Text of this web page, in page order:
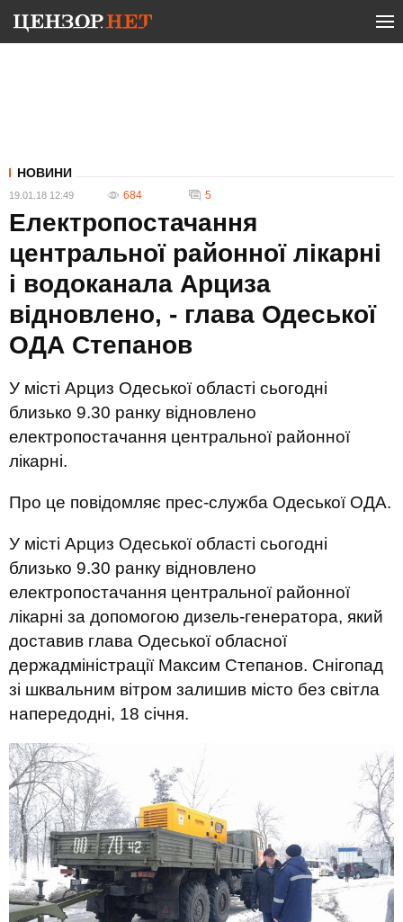
НОВИНИ
19.01.18 12:49 684 5
Електропостачання
центральної районної лікарні
і водоканала Арциза
відновлено, - глава Одеської
ОДА Степанов
У місті Арциз Одеської області сьогодні
близько 9.30 ранку відновлено
електропостачання центральної районної
лікарні.
Про це повідомляє прес-служба Одеської ОДА.
У місті Арциз Одеської області сьогодні
близько 9.30 ранку відновлено
електропостачання центральної районної
лікарні за допомогою дизель-генератора, який
доставив глава Одеської обласної
держадміністрації Максим Степанов. Снігопад
зі шквальним вітром залишив місто без світла
напередодні, 18 січня.